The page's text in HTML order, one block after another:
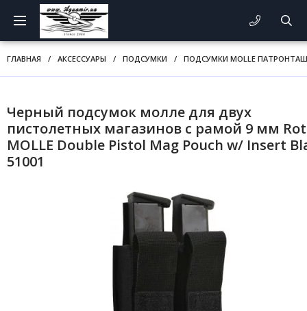
ГЛАВНАЯ / АКСЕССУАРЫ / ПОДСУМКИ / ПОДСУМКИ MOLLE
Черный подсумок молле для двух
пистолетных магазинов с рамой 9 мм
MOLLE Double Pistol Mag Pouch w/ Insert
51001